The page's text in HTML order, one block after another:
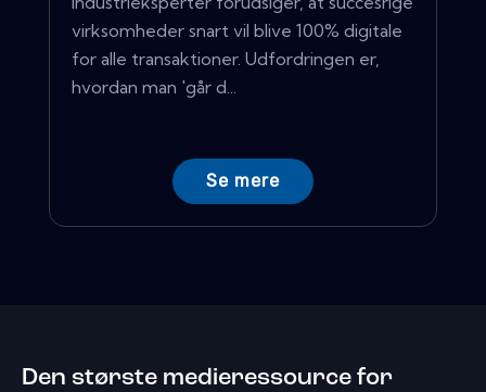
virksomheder snart vil blive 100% digitale
for alle transaktioner. Udfordringen er,
hvordan man 'går d...
Se mere
Den største medieressource for